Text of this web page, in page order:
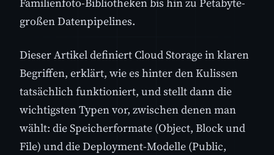
großen Datenpipelines.
Dieser Artikel definiert Cloud Storage in klaren
Begriffen, erklärt, wie es hinter den Kulissen
tatsächlich funktioniert, und stellt dann die
wichtigsten Typen vor, zwischen denen man
wählt: die Speicherformate (Object, Block und
File) und die Deployment-Modelle (Public,